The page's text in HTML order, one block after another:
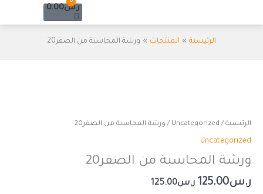
ر.س0.00
0
Cart
الرئيسية المنتجات ورشة المحاسبة من الصفر20
الرئيسية /
Uncategorized / ورشة المحاسبة من الصفر20
Uncategorized
ورشة المحاسبة من الصفر20
ر.س125.00 ر.س125.00